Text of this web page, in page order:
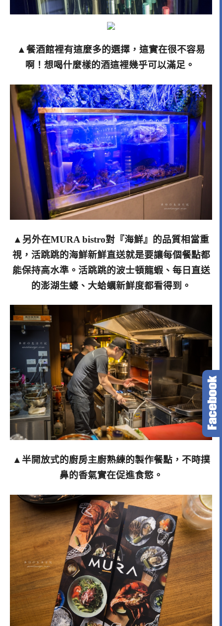
▲餐酒館裡有這麼多的選擇，這實在很不容易
啊！想喝什麼樣的酒這裡幾乎可以滿足。
▲另外在MURA bistro對『海鮮』的品質相當重
視，活跳跳的海鮮新鮮直送就是要讓每個餐點都
能保持高水準。活跳跳的波士頓龍蝦、每日直送
的澎湖生蠔、大蛤蠣新鮮度都看得到。
▲半開放式的廚房主廚熟練的製作餐點，不時撲
鼻的香氣實在促進食慾。